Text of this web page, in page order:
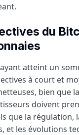
du
atteint un
à court et
bien que
doivent
que la régulation,
et les évolutions